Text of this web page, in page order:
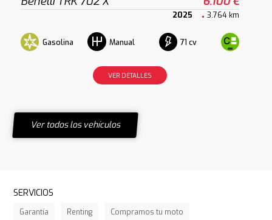
2025 3.764 km
Gasolina Manual 71 cv
VER DETALLES
Ver todos los vehículos
SERVICIOS
Garantía Renting Compramos tu moto